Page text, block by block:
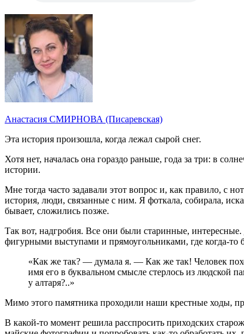
Анастасия СМИРНОВА (Писаревская)
Эта история произошла, когда лежал сырой снег.
Хотя нет, началась она гораздо раньше, года за три: в
истории.
Мне тогда часто задавали этот вопрос и, как правило, с
история, люди, связанные с ним. Я фоткала, собирала,
бывает, сложились позже.
Так вот, надгробия. Все они были старинные,
фигурными выступами и прямоугольниками, где когда-то
«Как же так? — думала я. — Как же так! Человек
имя его в буквальном смысле стерлось из людской
у алтаря?..»
Мимо этого памятника проходили наши крестные ходы,
В какой-то момент решила расспросить приходских